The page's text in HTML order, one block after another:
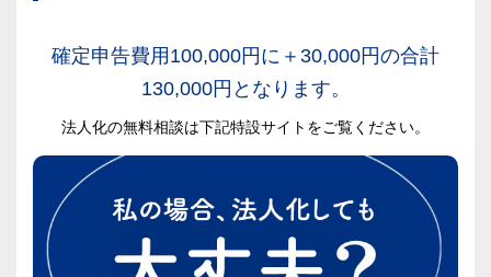
確定申告費用100,000円に＋30,000円の合計
130,000円となります。
法人化の無料相談は下記特設サイトをご覧ください。